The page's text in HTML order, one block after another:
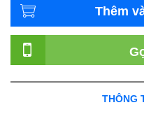
Thêm
THÔNG